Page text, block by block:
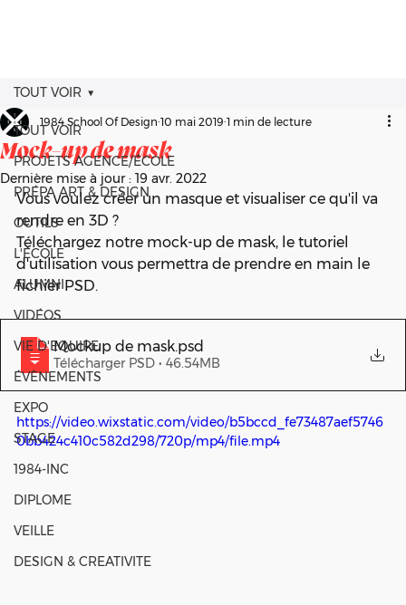
TOUT VOIR
PROJETS AGENCE/ÉCOLE
PRÉPA ART & DESIGN
OUTILS
L'ÉCOLE
ALUMNI
VIDÉOS
VIE D'EQUIPE
ÉVÈNEMENTS
EXPO
STAGE
1984-INC
DIPLOME
VEILLE
DESIGN & CREATIVITE
TOUT VOIR
Mock-up de mask
1984 School Of Design 10 mai 2019 1 min de lecture
Dernière mise à jour : 19 avr. 2022
Vous voulez créer un masque et visualiser ce qu'il va
rendre en 3D ?
Téléchargez notre mock-up de mask, le tutoriel
d'utilisation vous permettra de prendre en main le
fichier PSD.
Mockup de mask.psd
Télécharger PSD • 46.54MB
https://video.wixstatic.com/video/b5bccd_fe73487aef5746
0bb424c410c582d298/720p/mp4/file.mp4